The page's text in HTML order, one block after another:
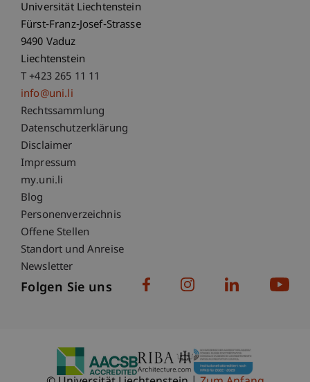
Universität Liechtenstein
Fürst-Franz-Josef-Strasse
9490 Vaduz
Liechtenstein
T +423 265 11 11
info@uni.li
Fußzeile Rechtliche Hinweise
Rechtssammlung
Datenschutzerklärung
Disclaimer
Impressum
Fußzeile Subdomain-Verzeichnis
my.uni.li
Blog
Personenverzeichnis
Offene Stellen
Standort und Anreise
Newsletter
Folgen Sie uns